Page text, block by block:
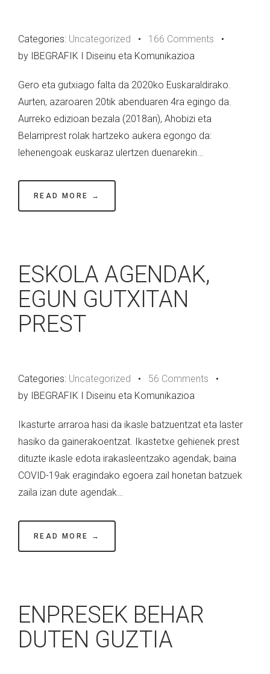
Categories: Uncategorized • 166 Comments •
by IBEGRAFIK I Diseinu eta Komunikazioa
Gero eta gutxiago falta da 2020ko Euskaraldirako.
Aurten, azaroaren 20tik abenduaren 4ra egingo da.
Aurreko edizioan bezala (2018an), Ahobizi eta
Belarriprest rolak hartzeko aukera egongo da:
lehenengoak euskaraz ulertzen duenarekin…
READ MORE →
ESKOLA AGENDAK,
EGUN GUTXITAN
PREST
Categories: Uncategorized • 56 Comments •
by IBEGRAFIK I Diseinu eta Komunikazioa
Ikasturte arraroa hasi da ikasle batzuentzat eta laster
hasiko da gainerakoentzat. Ikastetxe gehienek prest
dituzte ikasle edota irakasleentzako agendak, baina
COVID-19ak eragindako egoera zail honetan batzuek
zaila izan dute agendak…
READ MORE →
ENPRESEK BEHAR
DUTEN GUZTIA